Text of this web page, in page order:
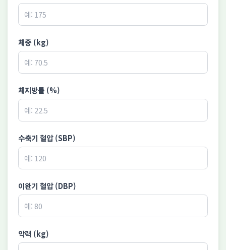
체중 (kg)
체지방률 (%)
수축기 혈압 (SBP)
이완기 혈압 (DBP)
악력 (kg)